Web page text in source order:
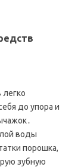
до упора и
воды
порошка,
зубную